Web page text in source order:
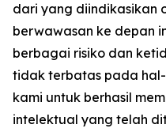
dari yang diindikasikan
berwawasan ke depan
berbagai risiko dan
tidak terbatas pada
kami untuk berhasil
intelektual yang telah